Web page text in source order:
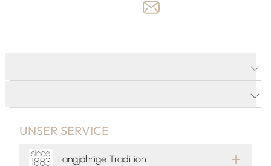
UNSER SERVICE
Langjährige Tradition